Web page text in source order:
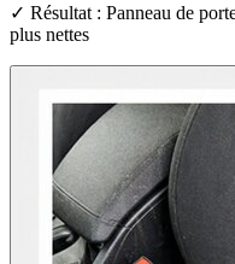
✓ Résultat : Panneau de
plus nettes